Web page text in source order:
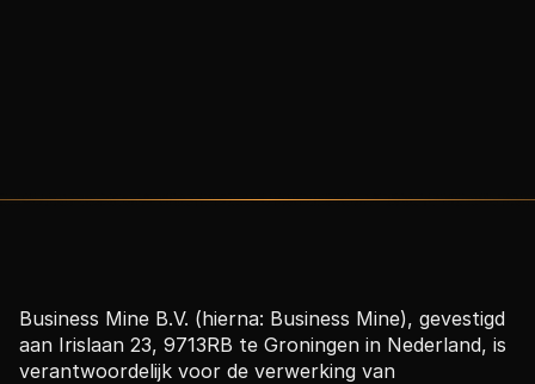
Business Mine B.V. (hierna: Business Mine), gevestigd
aan Irislaan 23, 9713RB te Groningen in Nederland, is
verantwoordelijk voor de verwerking van